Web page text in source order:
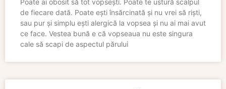
Poate ai obosit să tot vopsești. Poate te ustură scalpul
de fiecare dată. Poate ești însărcinată și nu vrei să riști,
sau pur și simplu ești alergică la vopsea și nu ai mai avut
ce face. Vestea bună e că vopseaua nu este singura
cale să scapi de aspectul părului